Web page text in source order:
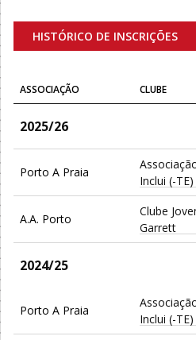
HISTÓRICO DE INSCRIÇÕES
ASSOCIAÇÃO CLUBE
2025/26
Porto A Praia
Inclui (-
A.A. Porto
Clube
Garrett
2024/25
Porto A Praia
Inclui (-